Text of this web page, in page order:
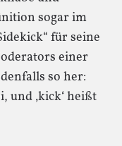
sogar im
für seine
einer
so her:
und ‚kick‘ heißt